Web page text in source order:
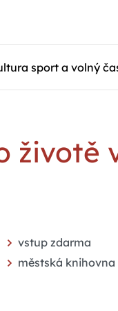
sport a volný
životě
vstup zdarma
městská knihovna